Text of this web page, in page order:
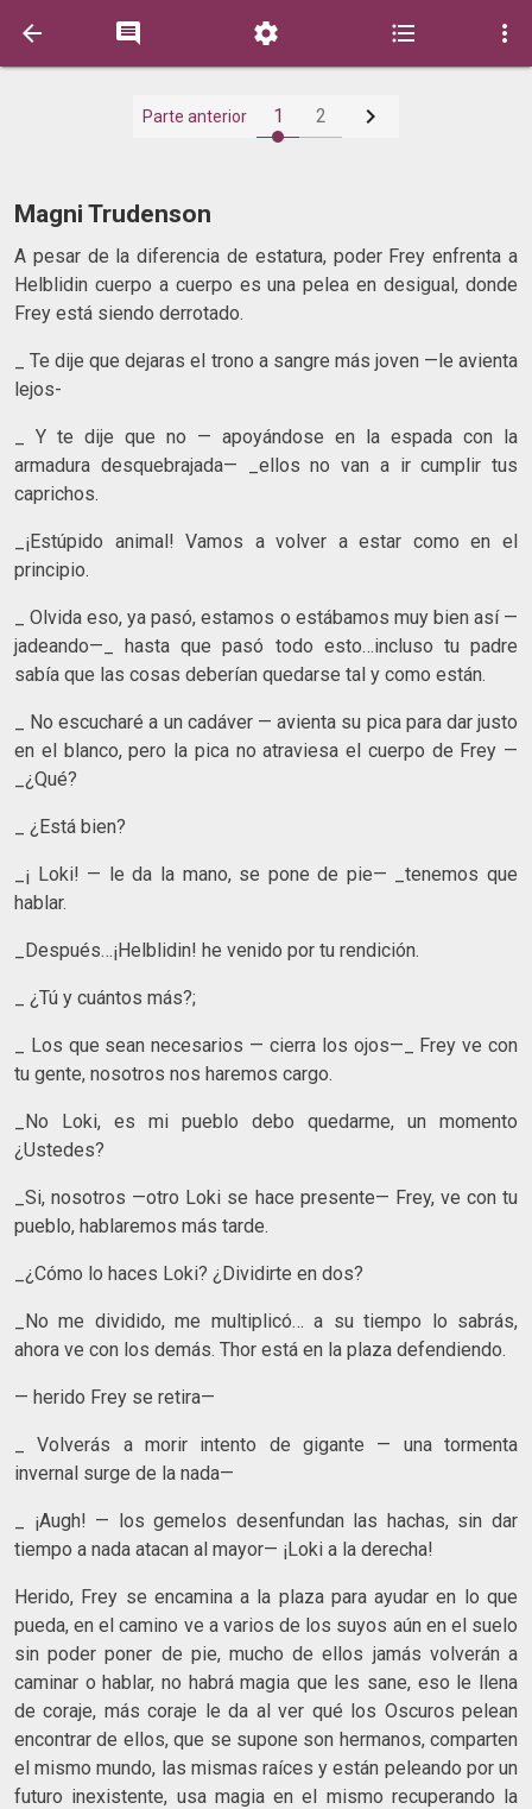
    
Parte anterior 1 2 
Magni Trudenson
A pesar de la diferencia de estatura, poder Frey enfrenta a
Helblidin cuerpo a cuerpo es una pelea en desigual, donde
Frey está siendo derrotado.
_ Te dije que dejaras el trono a sangre más joven —le avienta
lejos-
_ Y te dije que no — apoyándose en la espada con la
armadura desquebrajada— _ellos no van a ir cumplir tus
caprichos.
_¡Estúpido animal! Vamos a volver a estar como en el
principio.
_ Olvida eso, ya pasó, estamos o estábamos muy bien así —
jadeando—_ hasta que pasó todo esto…incluso tu padre
sabía que las cosas deberían quedarse tal y como están.
_ No escucharé a un cadáver — avienta su pica para dar justo
en el blanco, pero la pica no atraviesa el cuerpo de Frey —
_¿Qué?
_ ¿Está bien?
_¡ Loki! — le da la mano, se pone de pie— _tenemos que
hablar.
_Después…¡Helblidin! he venido por tu rendición.
_ ¿Tú y cuántos más?;
_ Los que sean necesarios — cierra los ojos—_ Frey ve con
tu gente, nosotros nos haremos cargo.
_No Loki, es mi pueblo debo quedarme, un momento
¿Ustedes?
_Si, nosotros —otro Loki se hace presente— Frey, ve con tu
pueblo, hablaremos más tarde.
_¿Cómo lo haces Loki? ¿Dividirte en dos?
_No me dividido, me multiplicó… a su tiempo lo sabrás,
ahora ve con los demás. Thor está en la plaza defendiendo.
— herido Frey se retira—
_ Volverás a morir intento de gigante — una tormenta
invernal surge de la nada—
_ ¡Augh! — los gemelos desenfundan las hachas, sin dar
tiempo a nada atacan al mayor— ¡Loki a la derecha!
Herido, Frey se encamina a la plaza para ayudar en lo que
pueda, en el camino ve a varios de los suyos aún en el suelo
sin poder poner de pie, mucho de ellos jamás volverán a
caminar o hablar, no habrá magia que les sane, eso le llena
de coraje, más coraje le da al ver qué los Oscuros pelean
encontrar de ellos, que se supone son hermanos, comparten
el mismo mundo, las mismas raíces y están peleando por un
futuro inexistente, usa magia en el mismo recuperando la